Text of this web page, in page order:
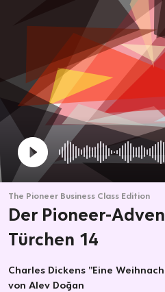
The Pioneer Business Class Edition
Der Pioneer-
Türchen 14
Charles Dickens "Eine
von Alev Doğan